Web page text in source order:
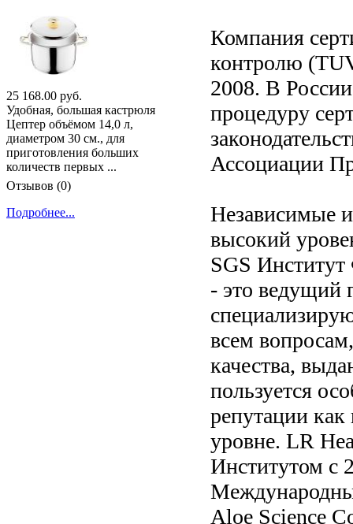
Компания
контролю
2008. В
процедуру
Ассоциации
Независимые
высокий
SGS
- это ведущий
всем
качества,
пользуется
репутации
уровне. LR
Институтом с
Aloe Science
25 168.00 руб.
Удобная, большая кастрюля
Цептер объёмом 14,0 л,
диаметром 30 см., для
приготовления больших
количеств первых ...
Отзывов (0)
Подробнее...